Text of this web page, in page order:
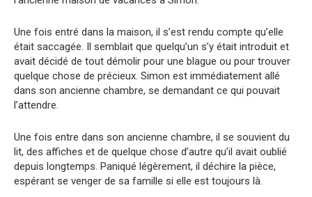
Une fois entré dans la maison, il s’est rendu compte qu’elle
était saccagée. Il semblait que quelqu’un s’y était introduit et
avait décidé de tout démolir pour une blague ou pour trouver
quelque chose de précieux. Simon est immédiatement allé
dans son ancienne chambre, se demandant ce qui pouvait
l’attendre.
Une fois entre dans son ancienne chambre, il se souvient du
lit, des affiches et de quelque chose d’autre qu’il avait oublié
depuis longtemps. Paniqué légèrement, il déchire la pièce,
espérant se venger de sa famille si elle est toujours là.